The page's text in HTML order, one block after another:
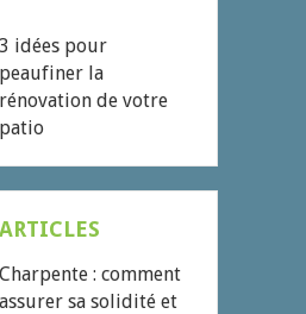
3 idées pour
peaufiner la
rénovation de votre
patio
Charpente : comment
assurer sa solidité et